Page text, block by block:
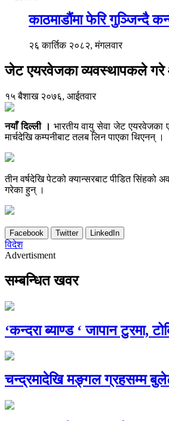
काठमाडौंमा फेरि गुञ्जिन्दै
२६ कार्तिक २०८२, मंगलवार
जेट एयरवेजका व्यवस्थापकले गरे
१५ बैशाख २०७६, आईतवार
नयाँ दिल्ली । भारतीय वायु सेवा जेट एयरवेजका
मार्चदेखि कम्पनीबाट तलब लिन पाएका थिएनन् ।
तीन वर्षदेखि पेटको क्यान्सरबाट पीडित सिंहको
गरेका हुन् ।
Facebook Twitter LinkedIn
विदेश
Advertisment
सम्बन्धित खवर
‘कन्दरा ब्याण्ड ‘ जापान टुरमा,
चन्द्रमादेखि मङ्गल ग्रहसम्म